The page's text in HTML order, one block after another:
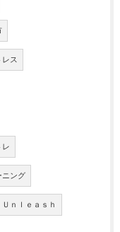
ス
ング
ｎｌｅａｓｈ